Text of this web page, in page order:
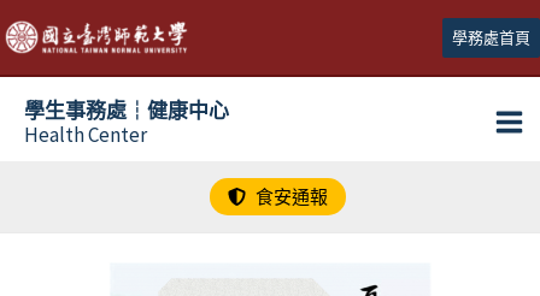
跳
至
主
學務處首頁
學生事務處┆健康中心
Health Center
食安通報